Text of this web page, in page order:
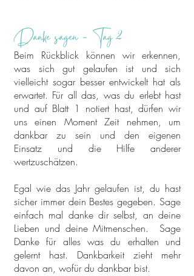
Danke sagen - Tag2
Beim Rückblick können wir erkennen,
was sich gut gelaufen ist und sich
vielleicht sogar besser entwickelt hat als
erwartet. Für all das, was du erlebt hast
und auf Blatt 1 notiert hast, dürfen wir
uns einen Moment Zeit nehmen, um
dankbar zu sein und den eigenen
Einsatz und die Hilfe anderer
wertzuschätzen.
Egal wie das Jahr gelaufen ist, du hast
sicher immer dein Bestes gegeben. Sage
einfach mal danke dir selbst, an deine
Lieben und deine Mitmenschen. Sage
Danke für alles was du erhalten und
gelernt hast. Dankbarkeit zieht mehr
davon an, wofür du dankbar bist.